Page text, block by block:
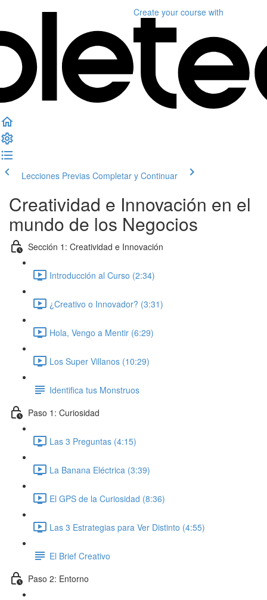
Create your course with
Lecciones Previas Completar y Continuar
Creatividad e Innovación en el
mundo de los Negocios
Sección 1: Creatividad e Innovación
Introducción al Curso (2:34)
¿Creativo o Innovador? (3:31)
Hola, Vengo a Mentir (6:29)
Los Super Villanos (10:29)
Identifica tus Monstruos
Paso 1: Curiosidad
Las 3 Preguntas (4:15)
La Banana Eléctrica (3:39)
El GPS de la Curiosidad (8:36)
Las 3 Estrategias para Ver Distinto (4:55)
El Brief Creativo
Paso 2: Entorno